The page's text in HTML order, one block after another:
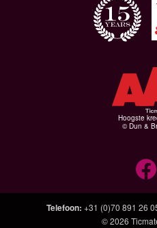
Hoogste
© Dun &
Telefoon: +31 (0)70 891 26
© 2026